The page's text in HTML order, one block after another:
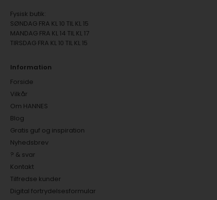
Fysisk butik:
SØNDAG FRA KL 10 TIL KL 15
MANDAG FRA KL 14 TIL KL 17
TIRSDAG FRA KL 10 TIL KL 15
Information
Forside
Vilkår
Om HANNES
Blog
Gratis guf og inspiration
Nyhedsbrev
? & svar
Kontakt
Tilfredse kunder
Digital fortrydelsesformular